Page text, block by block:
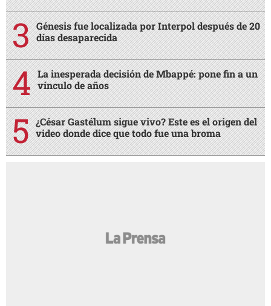
Génesis fue localizada por Interpol después de 20
días desaparecida
La inesperada decisión de Mbappé: pone fin a un
vínculo de años
¿César Gastélum sigue vivo? Este es el origen del
video donde dice que todo fue una broma